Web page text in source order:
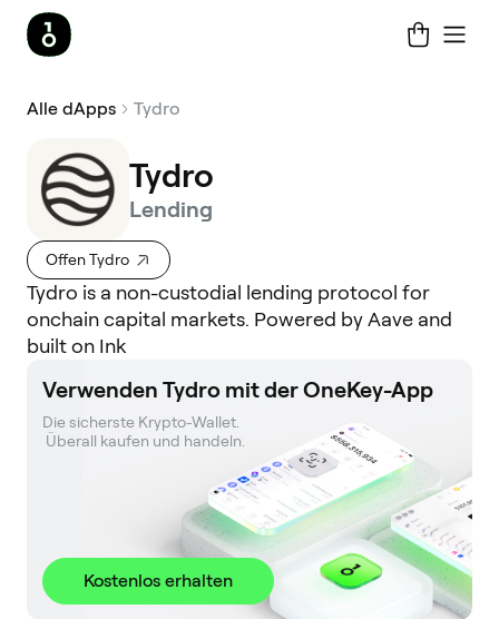
Alle dApps Tydro
Tydro
Lending
Offen Tydro
Tydro is a non-custodial lending protocol for
onchain capital markets. Powered by Aave and
built on Ink
Verwenden Tydro mit der OneKey-App
Die sicherste Krypto-Wallet.
Überall kaufen und handeln.
Kostenlos erhalten